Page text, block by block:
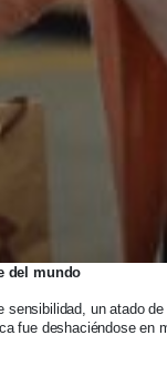
del mundo
sensibilidad, un atado
fue deshaciéndose en